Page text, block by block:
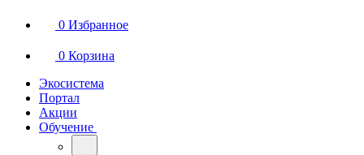
0 Избранное
0 Корзина
Экосистема
Портал
Акции
Обучение